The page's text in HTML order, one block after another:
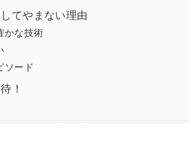
てやまない理由
かな技術
ソード
！